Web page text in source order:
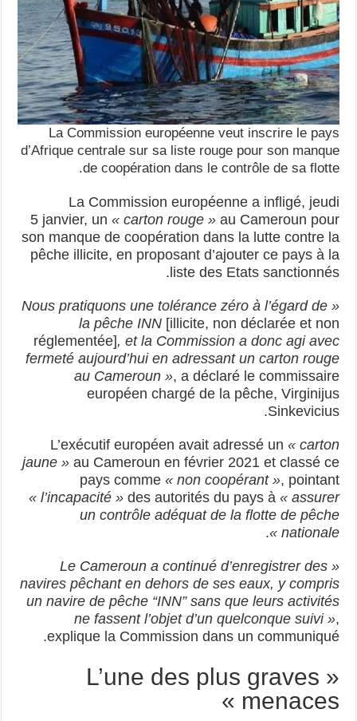
La Commission européenne veut inscrire le pays
d’Afrique centrale sur sa liste rouge pour son manque
de coopération dans le contrôle de sa flotte.
La Commission européenne a infligé, jeudi
5 janvier, un« carton rouge » au Cameroun pour
son manque de coopération dans la lutte contre la
pêche illicite, en proposant d’ajouter ce pays à la
liste des Etats sanctionnés.
« Nous pratiquons une tolérance zéro à l’égard de
la pêche INN [illicite, non déclarée et non
réglementée], et la Commission a donc agi avec
fermeté aujourd’hui en adressant un carton rouge
au Cameroun », a déclaré le commissaire
européen chargé de la pêche, Virginijus
Sinkevicius.
L’exécutif européen avait adressé un« carton
jaune » au Cameroun en février 2021 et classé ce
pays comme« non coopérant », pointant
« l’incapacité » des autorités du pays à« assurer
un contrôle adéquat de la flotte de pêche
nationale »
.
« Le Cameroun a continué d’enregistrer des
navires pêchant en dehors de ses eaux, y compris
un navire de pêche “INN” sans que leurs activités
ne fassent l’objet d’un quelconque suivi »,
explique la Commission dans un communiqué.
« L’une des plus graves
menaces »